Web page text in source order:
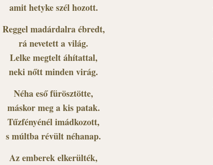
amit hetyke szél hozott.
Reggel madárdalra ébredt,
rá nevetett a világ.
Lelke megtelt áhítattal,
neki nőtt minden virág.
Néha eső fürösztötte,
máskor meg a kis patak.
Tűzfényénél imádkozott,
s múltba révült néhanap.
Az emberek elkerülték,